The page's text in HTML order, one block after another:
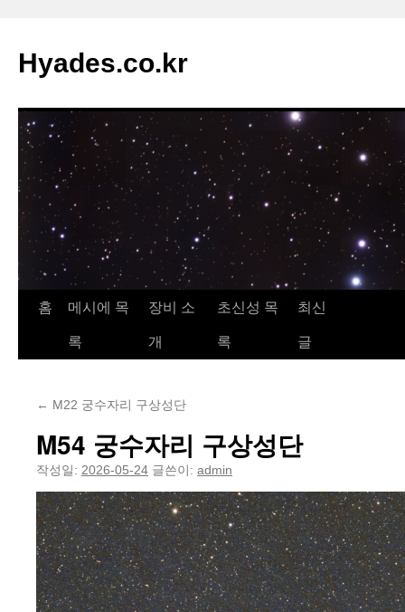
츠
로
너
뛰
기
Hyades.co.kr
홈 메시에 목
록
장비 소
개
초신성 목
록
최신
글
← M22 궁수자리 구상성단
M54 궁수자리 구상성단
작성일: 2026-05-24 글쓴이: admin